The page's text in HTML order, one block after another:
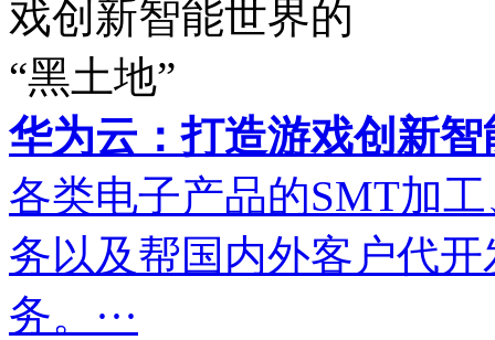
华为云：打造游戏创新智
各类电子产品的SMT加
务以及帮国内外客户代
务。···